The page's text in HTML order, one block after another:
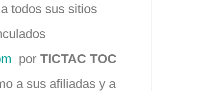
todos sus sitios
porTICTAC TOC
a sus afiliadas y a